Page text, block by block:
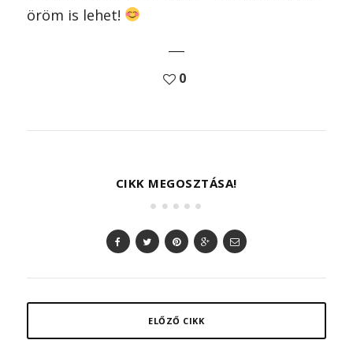
öröm is lehet!
0
CIKK MEGOSZTÁSA!
ELŐZŐ CIKK